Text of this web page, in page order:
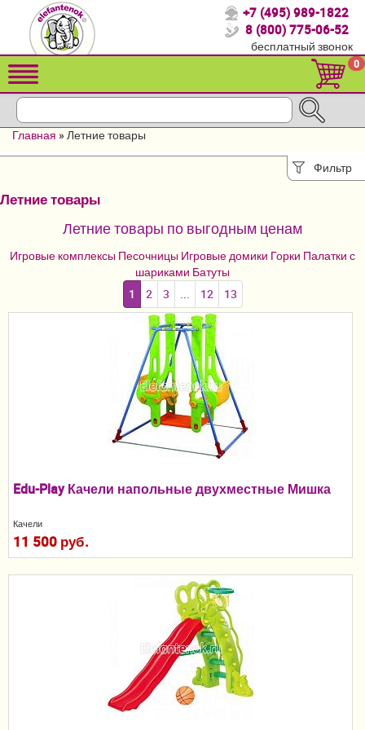
Спасибо, что выбрали нас!
Распродажа!
Детские коляски
Детский транспорт
Батуты
Мебель и аксессуары
Постельные принадлежности
Гигиена и уход
Качели, шезлонги
Безопасность ребенка
Ходунки и прыгунки
Игры и развитие
+7 (495) 989-1822
8 (800) 775-06-52
бесплатный звонок
0
Главная »Летние товары
Фильтр
Летние товары
Летние товары по выгодным ценам
Игровые комплексы Песочницы Игровые домики Горки Палатки с
шариками Батуты
1
2 3 ... 12 13
Edu-Play Качели напольные двухместные Мишка
Качели
11 500 руб.